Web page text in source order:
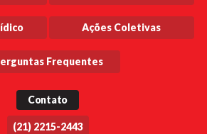
Ações Coletivas
Frequentes
Contato
(21) 2215-2443